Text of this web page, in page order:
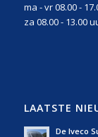
ma - vr 08.00 -
za 08.00 - 13.00
LAATSTE
De Iveco